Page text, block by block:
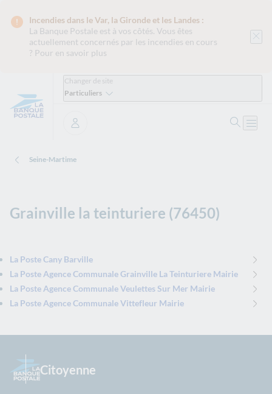
Incendies dans le Var, la Gironde et les Landes :
La Banque Postale est à vos côtés. Vous êtes
actuellement concernés par les incendies en cours
? Pour en savoir plus
Changer de site
Particuliers
Se connecter
Seine-Martime
Grainville la teinturiere (76450)
La Poste Cany Barville
La Poste Agence Communale Grainville La Teinturiere Mairie
La Poste Agence Communale Veulettes Sur Mer Mairie
La Poste Agence Communale Vittefleur Mairie
Citoyenne